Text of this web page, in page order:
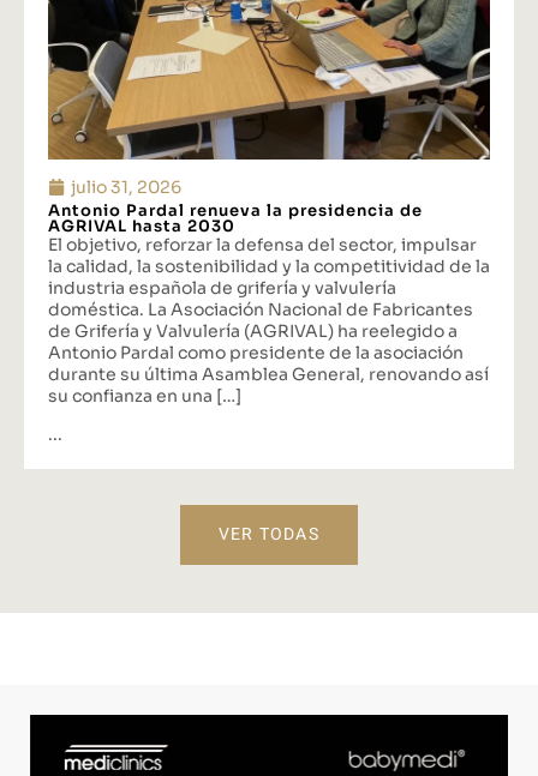
julio 31, 2026
Antonio Pardal renueva la presidencia de
AGRIVAL hasta 2030
El objetivo, reforzar la defensa del sector, impulsar
la calidad, la sostenibilidad y la competitividad de la
industria española de grifería y valvulería
doméstica. La Asociación Nacional de Fabricantes
de Grifería y Valvulería (AGRIVAL) ha reelegido a
Antonio Pardal como presidente de la asociación
durante su última Asamblea General, renovando así
su confianza en una […]
...
VER TODAS